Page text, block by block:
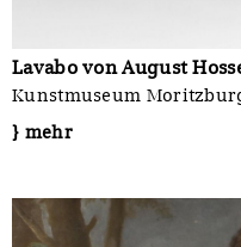
Lavabo von August
Kunstmuseum
} mehr